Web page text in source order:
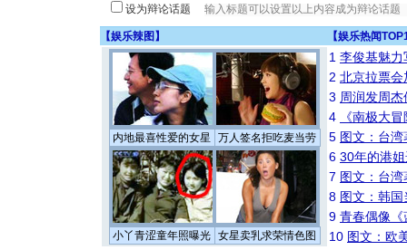
设为辩论话题
【娱乐辣图 】 【娱乐热闻
内地最喜性爱的女星 万人签名拒吃麦当劳
小丫青涩童年照曝光 女星卖乳求荣情色图
1 李俊基魅力
2 北京拉票
3 周润发周
4
《南极大
5 图文：台
6 30年的港
7 图文：台
8 图文：韩
9 青春偶像《
10 图文：欧